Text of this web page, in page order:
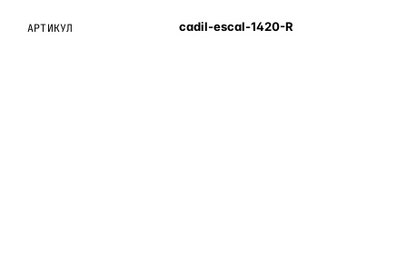
АРТИКУЛ cadil-escal-1420-R